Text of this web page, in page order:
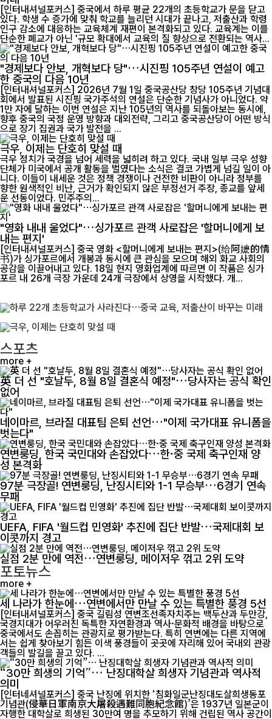
[인터내셔널포커스] 중국에서 하루 평균 22개의 초등학교가 문을 닫고
있다. 학생 수 증가에 맞춰 학교를 늘리던 시대가 끝나고, 저출산과 학령
인구 감소에 대응하는 교육체계 재편이 본격화되고 있다. 교육계는 이를
단순한 폐교가 아닌 '규모 확대에서 교육의 질 향상으로 전환되는 역사...
"경제보다 안보, 개혁보다 당"…시진핑 105주년 연설이 예고
한 중국의 다음 10년
[인터내셔널포커스] 2026년 7월 1일 중국공산당 창당 105주년 기념대
회에서 발표된 시진핑 국가주석의 연설은 단순한 기념사가 아니었다. 약
1만 자에 달하는 이번 연설은 지난 105년의 역사를 되돌아보는 동시에,
향후 중국의 국정 운영 방향과 대외전략, 그리고 중국공산당이 어떤 방식
으로 장기 집권과 국가 발전을 ...
극우, 이제는 단호히 맞설 때
극우 정치가 국경을 넘어 세력을 넓히려 하고 있다. 국내 일부 극우 성향
단체가 미국에서 공개 활동을 벌였다는 소식은 결코 가볍게 넘길 일이 아
니다. 이들이 내세운 것은 정책 경쟁이나 건전한 비판이 아니라 정부를
향한 원색적인 비난, 근거가 확인되지 않은 부정선거 주장, 종교를 앞세
운 선동이었다. 민주주의...
"영화 내내 울었다"…싱가포르 관객 사로잡은 '할머니에게 보
내는 편지'
[인터내셔널포커스] 중국 영화 <할머니에게 보내는 편지>(给阿嬷的情
书)가 싱가포르에서 개봉과 동시에 큰 관심을 모으며 해외 화교 사회의
공감을 이끌어내고 있다. 18일 현지 영화업계에 따르면 이 작품은 싱가
포르 내 26개 극장 가운데 24개 극장에서 상영을 시작했다. 개...
스포츠
more +
英 더 선 "호날두, 8월 8일 결혼식 예정"…당사자는 공식 확인
없어
네이마르, 브라질 대표팀 은퇴 선언…"이제 국가대표 유니폼을
벗는다"
연변룽딩, 한국 국민대와 손잡았다…한·중 국제 축구인재 양
성 본격화
97분 극장골! 연변룽딩, 난징시티와 1-1 무승부…6경기 연속
무패
UEFA, FIFA '월드컵 민영화' 추진에 집단 반발…국제대회 보
이콧까지 경고
실점 2분 만에 역전…연변룽딩, 메이저우 꺾고 2위 도약
포토뉴스
more +
세 나라가 한눈에…연변에서만 만날 수 있는 특별한 풍경 5선
[인터내셔널포커스] 중국 길림성 연변조선족자치주는 백두산과 두만강,
국경지대가 어우러진 독특한 자연환경과 역사·문화적 배경을 바탕으로
중국에서도 손꼽히는 관광지로 평가받는다. 특히 연변에는 다른 지역에
서는 쉽게 찾아보기 힘든 이색 풍경들이 곳곳에 자리해 있어 국내외 관광
객들의 발길을 끌고 있다. ...
“30만 희생의 기억”… 난징대학살 희생자 기념관과 역사적
의미
[인터네셔널포커스] 중국 난징에 위치한 ‘침화일군난징대도살희생동포
기념관(侵華日軍南京大屠殺遇難同胞紀念館)’은 1937년 일본군이
자행한 대학살로 희생된 30만여 명을 추모하기 위해 건립된 역사 공간이